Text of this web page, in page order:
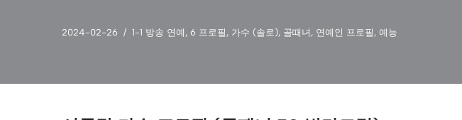
2024-02-26 1-1 방송 연예 , 6 프로필 , 가수 (솔로), 골때녀 , 연예인 프로필 , 예능